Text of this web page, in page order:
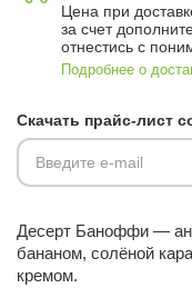
Цена при
за счет
отнестись с
Подробнее о
Скачать прайс-лист
Введите e-mail
Десерт Баноффи —
бананом, солёной
кремом.